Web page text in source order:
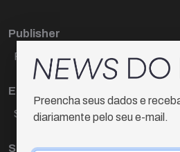
Publisher
Paulo Cesar de Oliveira
Editora Chefe
Sueli Cotta
Sub-editora
Preencha seus dados e
diariamente pelo seu e-mail.